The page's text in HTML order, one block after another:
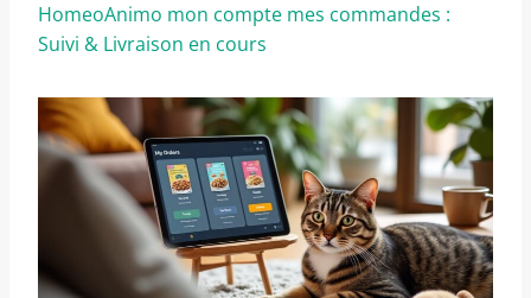
HomeoAnimo mon compte mes commandes :
Suivi & Livraison en cours